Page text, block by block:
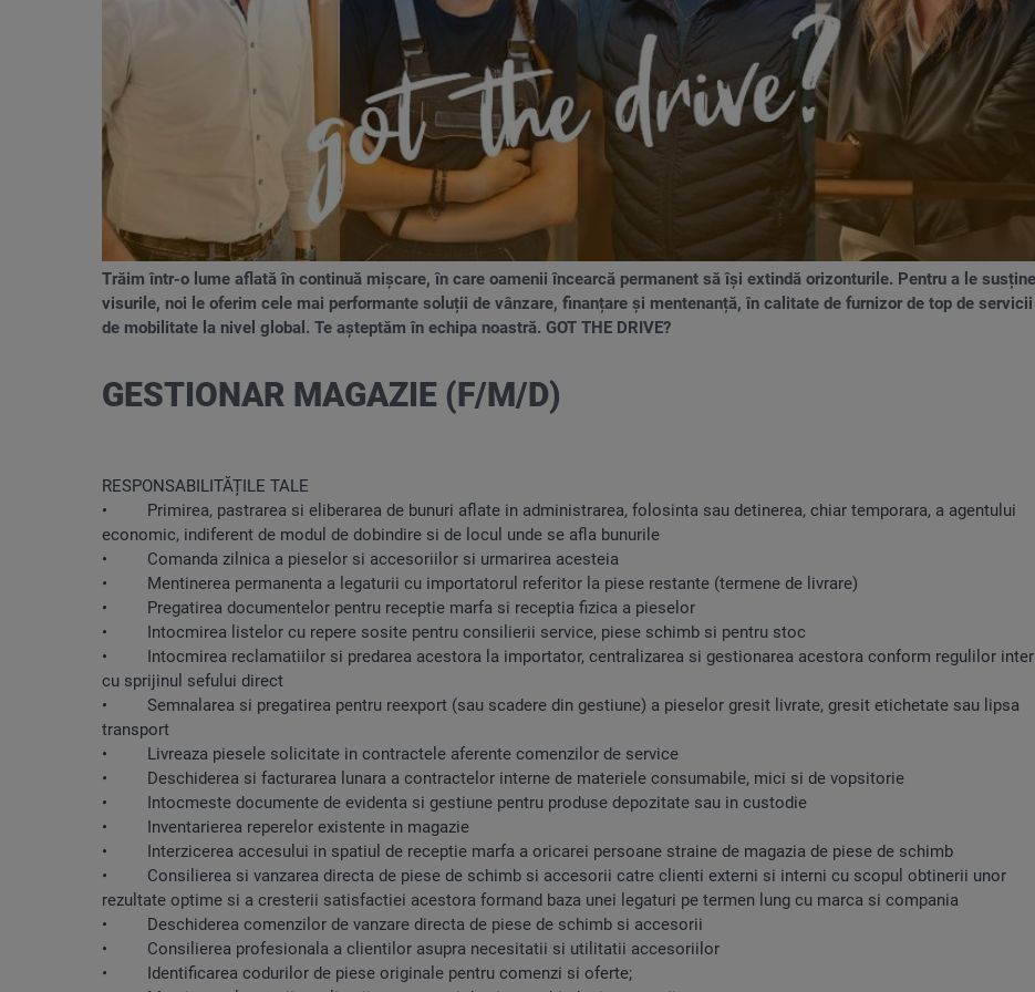
Trăim într-o lume aflată în continuă mișcare, în care oamenii încearcă permanent să își extindă orizonturile. Pentru a le susține
visurile, noi le oferim cele mai performante soluții de vânzare, finanțare și mentenanță, în calitate de furnizor de top de servicii
de mobilitate la nivel global. Te așteptăm în echipa noastră. GOT THE DRIVE?
GESTIONAR MAGAZIE (F/M/D)
RESPONSABILITĂȚILE TALE
• Primirea, pastrarea si eliberarea de bunuri aflate in administrarea, folosinta sau detinerea, chiar temporara, a agentului
economic, indiferent de modul de dobindire si de locul unde se afla bunurile
• Comanda zilnica a pieselor si accesoriilor si urmarirea acesteia
• Mentinerea permanenta a legaturii cu importatorul referitor la piese restante (termene de livrare)
• Pregatirea documentelor pentru receptie marfa si receptia fizica a pieselor
• Intocmirea listelor cu repere sosite pentru consilierii service, piese schimb si pentru stoc
• Intocmirea reclamatiilor si predarea acestora la importator, centralizarea si gestionarea acestora conform regulilor
cu sprijinul sefului direct
• Semnalarea si pregatirea pentru reexport (sau scadere din gestiune) a pieselor gresit livrate, gresit etichetate sau lipsa
transport
• Livreaza piesele solicitate in contractele aferente comenzilor de service
• Deschiderea si facturarea lunara a contractelor interne de materiele consumabile, mici si de vopsitorie
• Intocmeste documente de evidenta si gestiune pentru produse depozitate sau in custodie
• Inventarierea reperelor existente in magazie
• Interzicerea accesului in spatiul de receptie marfa a oricarei persoane straine de magazia de piese de schimb
• Consilierea si vanzarea directa de piese de schimb si accesorii catre clienti externi si interni cu scopul obtinerii unor
rezultate optime si a cresterii satisfactiei acestora formand baza unei legaturi pe termen lung cu marca si compania
• Deschiderea comenzilor de vanzare directa de piese de schimb si accesorii
• Consilierea profesionala a clientilor asupra necesitatii si utilitatii accesoriilor
• Identificarea codurilor de piese originale pentru comenzi si oferte;